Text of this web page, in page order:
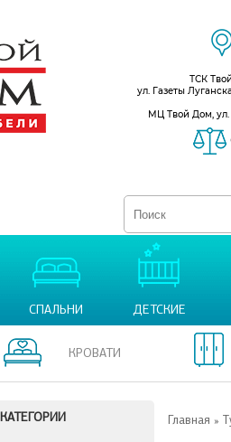
ТСК
ул. Газеты
МЦ Твой Дом,
СПАЛЬНИ ДЕТСКИЕ
КРОВАТИ
КАТЕГОРИИ Главная »